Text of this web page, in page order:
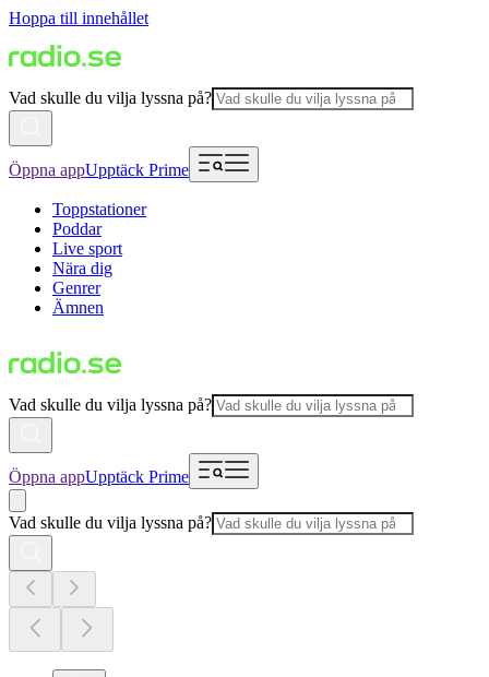
Hoppa till innehållet
Vad skulle du vilja lyssna på?
Öppna appUpptäck Prime
Toppstationer
Poddar
Live sport
Nära dig
Genrer
Ämnen
Vad skulle du vilja lyssna på?
Öppna appUpptäck Prime
Vad skulle du vilja lyssna på?